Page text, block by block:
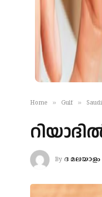
Home » Gulf »
By ദ